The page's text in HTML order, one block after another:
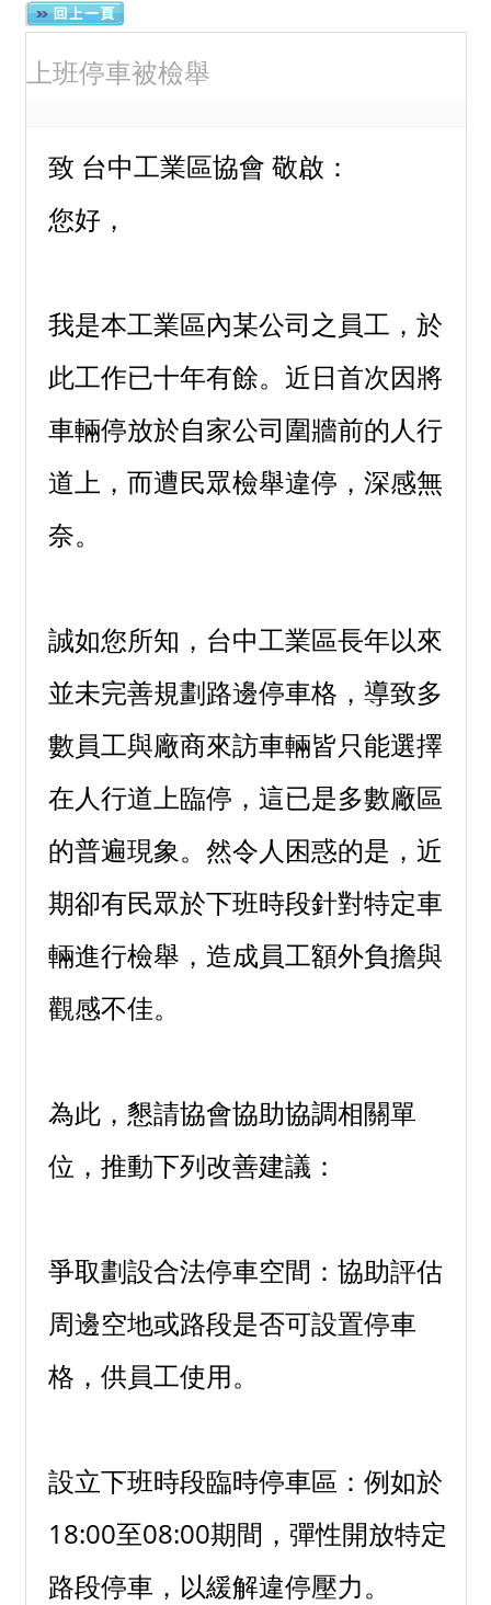
上班停車被檢舉
致 台中工業區協會 敬啟：
您好，
我是本工業區內某公司之員工，於
此工作已十年有餘。近日首次因將
車輛停放於自家公司圍牆前的人行
道上，而遭民眾檢舉違停，深感無
奈。
誠如您所知，台中工業區長年以來
並未完善規劃路邊停車格，導致多
數員工與廠商來訪車輛皆只能選擇
在人行道上臨停，這已是多數廠區
的普遍現象。然令人困惑的是，近
期卻有民眾於下班時段針對特定車
輛進行檢舉，造成員工額外負擔與
觀感不佳。
為此，懇請協會協助協調相關單
位，推動下列改善建議：
爭取劃設合法停車空間：協助評估
周邊空地或路段是否可設置停車
格，供員工使用。
設立下班時段臨時停車區：例如於
18:00至08:00期間，彈性開放特定
路段停車，以緩解違停壓力。